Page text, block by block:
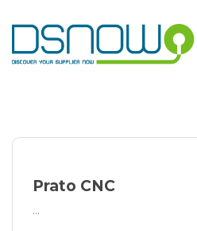
to
content
Prato CNC
...